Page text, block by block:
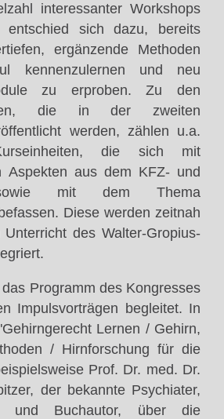
interessanter Workshops
entschied sich dazu, bereits
ergänzende Methoden
kennenzulernen und neu
zu erproben. Zu den
die in der zweiten
werden, zählen u.a.
die sich mit
Aspekten aus dem KFZ- und
mit dem Thema
Diese werden zeitnah
des Walter-Gropius-
Programm des Kongresses
Impulsvorträgen begleitet. In
Lernen / Gehirn,
/ Hirnforschung für die
Prof. Dr. med. Dr.
der bekannte Psychiater,
und Buchautor, über die